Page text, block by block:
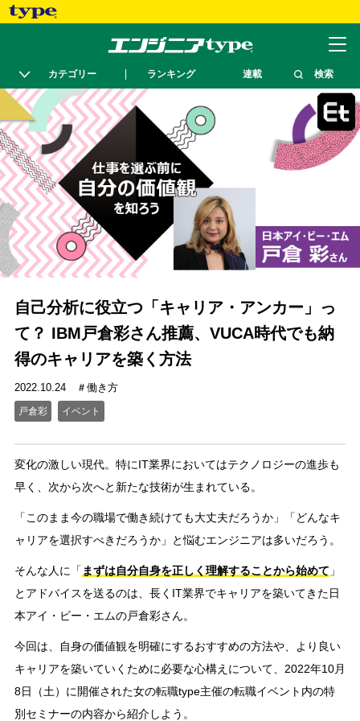
カテゴリー ランキング 連載 検索
自己分析に役立つ「キャリア・アンカー」っ
て？ IBM戸倉彩さん推薦、VUCA時代でも納
得のキャリアを築く方法
2022.10.24 働き方
戸倉彩 イベント
変化の激しい現代。特にIT業界においてはテクノロジーの進歩も
早く、次から次へと新たな技術が生まれている。
「このまま今の職場で働き続けても大丈夫だろうか」「どんなキ
ャリアを選択すべきだろうか」と悩むエンジニアは多いだろう。
そんな人に「 まずは自分自身を正しく理解することから始めて 」
とアドバイスを送るのは、長くIT業界でキャリアを築いてきた日
本アイ・ビー・エムの戸倉彩さん。
今回は、自身の価値観を明確にするおすすめの方法や、より良い
キャリアを築いていくために必要な心構えについて、2022年10月
8日（土）に開催された女の転職type主催の転職イベント内の特
別セミナーの内容から紹介しよう。